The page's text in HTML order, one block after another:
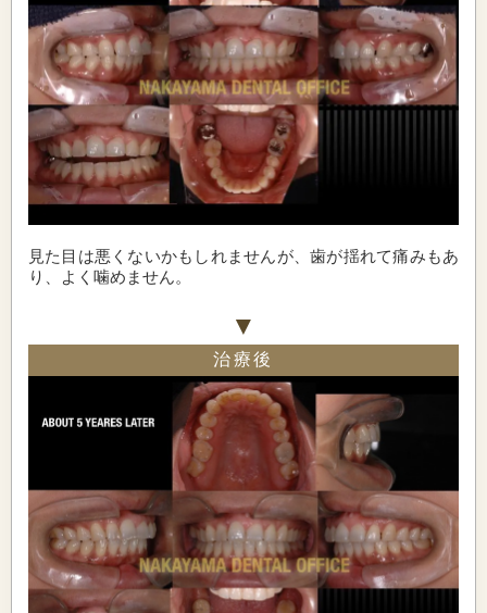
見た目は悪くないかもしれませんが、歯が揺れて痛みもあ
り、よく噛めません。
治療後